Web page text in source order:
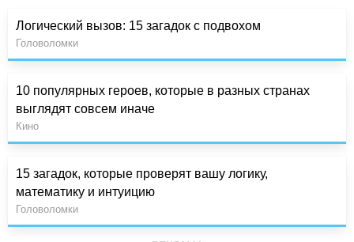
Логический вызов: 15 загадок с подвохом
Головоломки
10 популярных героев, которые в разных странах
выглядят совсем иначе
Кино
15 загадок, которые проверят вашу логику,
математику и интуицию
Головоломки